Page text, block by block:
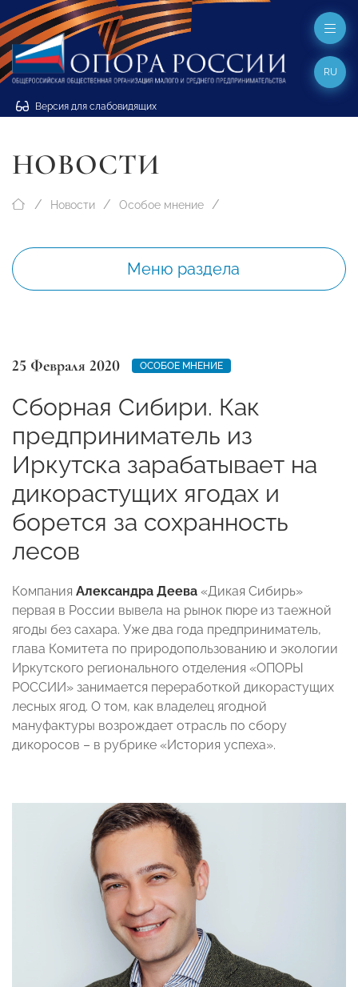
Версия для слабовидящих
RU
НОВОСТИ
Новости Особое мнение
Меню раздела
25 Февраля 2020 ОСОБОЕ МНЕНИЕ
Сборная Сибири. Как
предприниматель из
Иркутска зарабатывает на
дикорастущих ягодах и
борется за сохранность
лесов
Компания Александра Деева «Дикая Сибирь»
первая в России вывела на рынок пюре из таежной
ягоды без сахара. Уже два года предприниматель,
глава Комитета по природопользованию и экологии
Иркутского регионального отделения «ОПОРЫ
РОССИИ» занимается переработкой дикорастущих
лесных ягод. О том, как владелец ягодной
мануфактуры возрождает отрасль по сбору
дикоросов – в рубрике «История успеха».